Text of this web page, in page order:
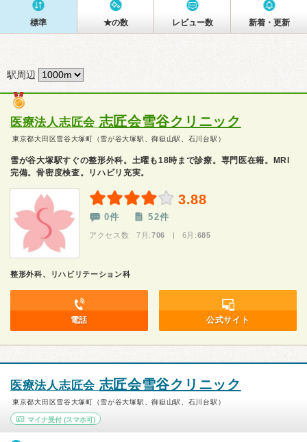
標準 ★の数 レビュー数 新着・更新
駅周辺
医療法人志匠会 志匠会雪谷クリニック
東京都大田区雪谷大塚町（雪が谷大塚駅、御嶽山駅、石川台駅）
雪が谷大塚駅すぐの整形外科。土曜も18時まで診療。専門医在籍。MRI
完備。骨密度検査。リハビリ充実。
3.88
0件 52件
アクセス数 7月:706 | 6月:685
整形外科、リハビリテーション科
電話 公式サイト
医療法人志匠会 志匠会雪谷クリニック
東京都大田区雪谷大塚町（雪が谷大塚駅、御嶽山駅、石川台駅）
マイナ受付 (スマホ可)